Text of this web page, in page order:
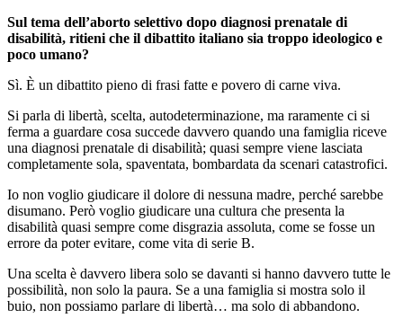
Sul tema dell’aborto selettivo dopo diagnosi prenatale di
disabilità, ritieni che il dibattito italiano sia troppo ideologico e
poco umano?
Sì. È un dibattito pieno di frasi fatte e povero di carne viva.
Si parla di libertà, scelta, autodeterminazione, ma raramente ci si
ferma a guardare cosa succede davvero quando una famiglia riceve
una diagnosi prenatale di disabilità; quasi sempre viene lasciata
completamente sola, spaventata, bombardata da scenari catastrofici.
Io non voglio giudicare il dolore di nessuna madre, perché sarebbe
disumano. Però voglio giudicare una cultura che presenta la
disabilità quasi sempre come disgrazia assoluta, come se fosse un
errore da poter evitare, come vita di serie B.
Una scelta è davvero libera solo se davanti si hanno davvero tutte le
possibilità, non solo la paura. Se a una famiglia si mostra solo il
buio, non possiamo parlare di libertà… ma solo di abbandono.